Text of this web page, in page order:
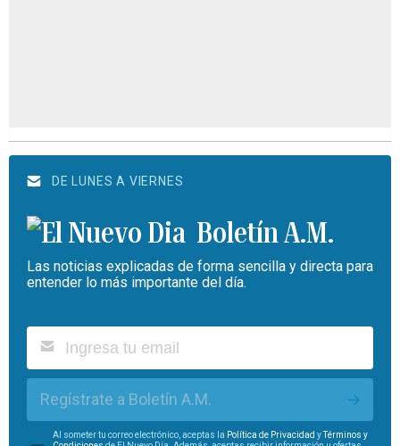
DE LUNES A VIERNES
Boletín A.M.
Las noticias explicadas de forma sencilla y directa para
entender lo más importante del día.
Regístrate a Boletín A.M.
Al someter tu correo electrónico, aceptas la Política de Privacidad y
Términos y